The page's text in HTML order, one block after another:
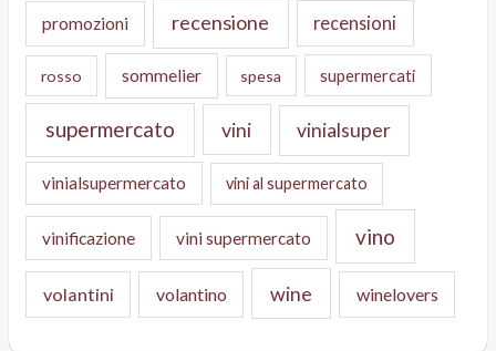
promozioni recensione recensioni
rosso sommelier spesa supermercati
supermercato vini vinialsuper
vinialsupermercato vini al supermercato
vinificazione vini supermercato vino
volantini volantino wine winelovers